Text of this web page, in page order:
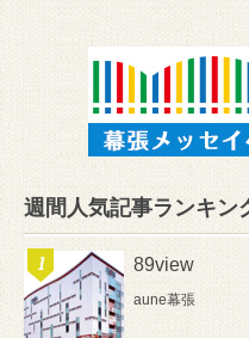
週間人気記事ランキン
89view
aune幕張